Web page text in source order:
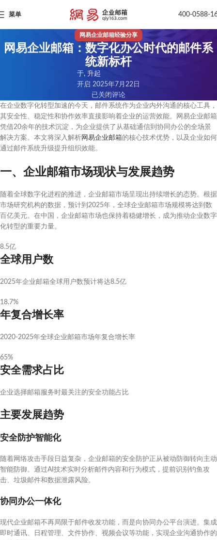
菜单 400-0588-
网易企业邮箱经验分享
网易企业邮箱：数字化办公时代的邮件系
统新标杆
于, 升起
开启 2025年7月22日
已关闭评论
在企业数字化转型加速的今天，邮件系统作为企业内外沟通的核心工具，
其安全性、稳定性和协作效率直接影响着企业的运营效能。网易企业邮箱
凭借20余年的技术沉淀，为企业提供了从基础通信到协同办公的全场景
解决方案。本文将深入解析网易企业邮箱的核心技术优势，以及企业如何
通过邮件系统升级提升组织效能。
一、企业邮箱市场现状与发展趋势
随着全球数字化进程的推进，企业邮箱市场呈现出持续增长的态势。根据
市场研究机构的数据，预计到2025年，全球企业邮箱市场规模将达到数
百亿美元。在中国，企业邮箱市场也保持着稳健增长，成为推动企业数字
化转型的重要力量。
8.5亿
全球用户数
2025年企业邮箱全球用户数预计将达8.5亿
18.7%
年复合增长率
2020-2025年全球企业邮箱市场年复合增长率
65%
安全需求占比
企业选择邮箱服务时最关注的安全功能占比
主要发展趋势
安全防护智能化
随着网络攻击手段日益复杂，企业邮箱的安全防护正从被动防御转向主动
智能防御。通过AI技术实时分析邮件内容和行为模式，提前识别钓鱼攻
击、垃圾邮件和数据泄露风险。
协同办公一体化
现代企业邮箱不再局限于邮件收发功能，而是向协同办公平台演进。集成
即时通讯、日程管理、文件协作、视频会议等功能，实现企业沟通协作的